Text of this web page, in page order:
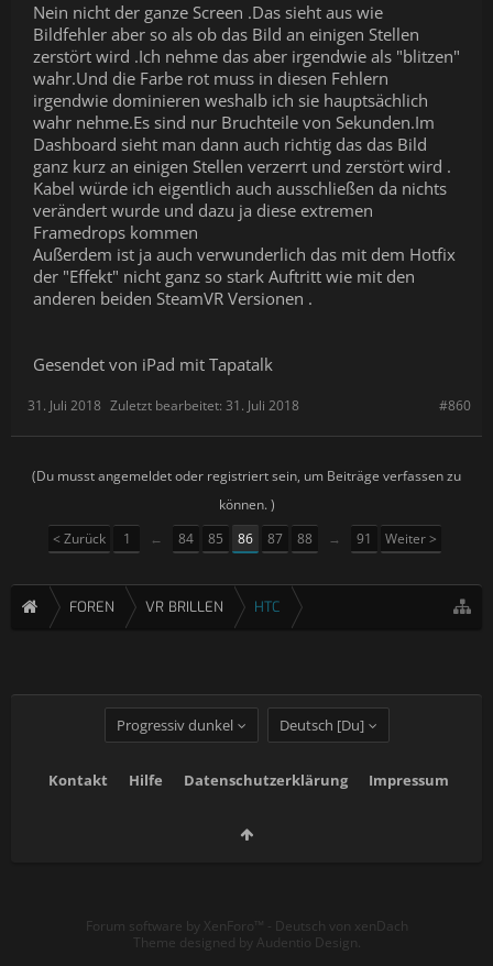
Nein nicht der ganze Screen .Das sieht aus wie
Bildfehler aber so als ob das Bild an einigen Stellen
zerstört wird .Ich nehme das aber irgendwie als "blitzen"
wahr.Und die Farbe rot muss in diesen Fehlern
irgendwie dominieren weshalb ich sie hauptsächlich
wahr nehme.Es sind nur Bruchteile von Sekunden.Im
Dashboard sieht man dann auch richtig das das Bild
ganz kurz an einigen Stellen verzerrt und zerstört wird .
Kabel würde ich eigentlich auch ausschließen da nichts
verändert wurde und dazu ja diese extremen
Framedrops kommen
Außerdem ist ja auch verwunderlich das mit dem Hotfix
der "Effekt" nicht ganz so stark Auftritt wie mit den
anderen beiden SteamVR Versionen .
Gesendet von iPad mit Tapatalk
#860
31. Juli 2018 Zuletzt bearbeitet: 31. Juli 2018
(Du musst angemeldet oder registriert sein, um Beiträge verfassen zu
können. )
< Zurück
1 ← 84 85 86 87 88 → 91 Weiter >
FOREN VR BRILLEN HTC
Progressiv dunkel Deutsch [Du]
Kontakt Hilfe Datenschutzerklärung Impressum
Forum software by XenForo™ - Deutsch von xenDach
Theme designed by Audentio Design.